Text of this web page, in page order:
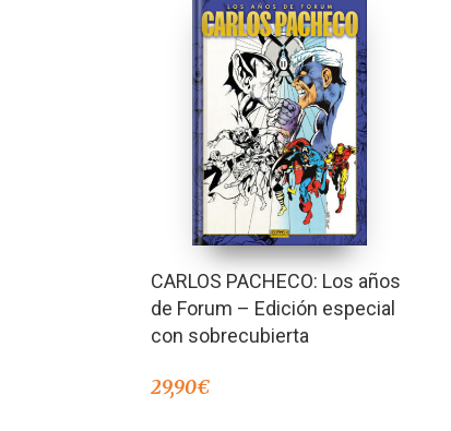
CARLOS PACHECO: Los años
de Forum – Edición especial
con sobrecubierta
29,90€